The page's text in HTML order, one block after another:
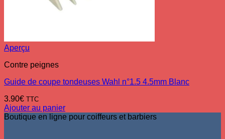
Aperçu
Contre peignes
Guide de coupe tondeuses Wahl n°1.5 4.5mm Blanc
3.90€ TTC
Ajouter au panier
Boutique en ligne pour coiffeurs et barbiers